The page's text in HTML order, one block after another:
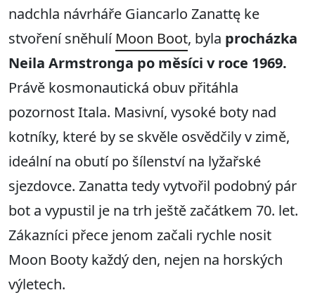
nadchla návrháře Giancarlo Zanattę ke
stvoření sněhulí Moon Boot, byla procházka
Neila Armstronga po měsíci v roce 1969.
Právě kosmonautická obuv přitáhla
pozornost Itala. Masivní, vysoké boty nad
kotníky, které by se skvěle osvědčily v zimě,
ideální na obutí po šílenství na lyžařské
sjezdovce. Zanatta tedy vytvořil podobný pár
bot a vypustil je na trh ještě začátkem 70. let.
Zákazníci přece jenom začali rychle nosit
Moon Booty každý den, nejen na horských
výletech.